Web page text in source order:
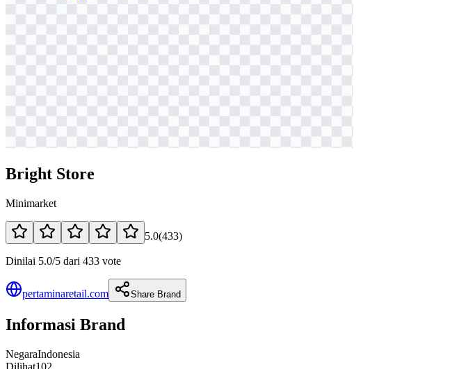
Bright Store
Minimarket
5.0(433)
Dinilai 5.0/5 dari 433 vote
pertaminaretail.com Share Brand
Informasi Brand
NegaraIndonesia
Dilihat102